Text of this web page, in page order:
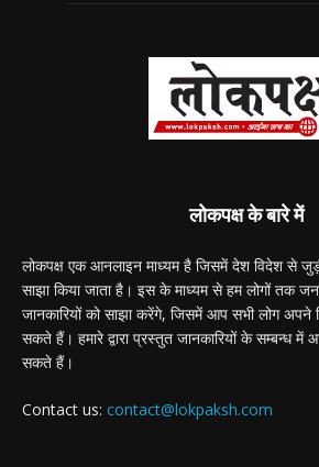
लोकपक्ष के बारे में
लोकपक्ष एक आनलाइन माध्यम है जिसमें देश विदेश से
साझा किया जाता है। इस के माध्यम से हम लोगों तक
जानकारियों को साझा करेंगे, जिसमें आप सभी लोग अपने
सकते हैं। हमारे द्वारा प्रस्तुत जानकारियों के सम्बन्ध
सकते हैं।
Contact us: contact@lokpaksh.com